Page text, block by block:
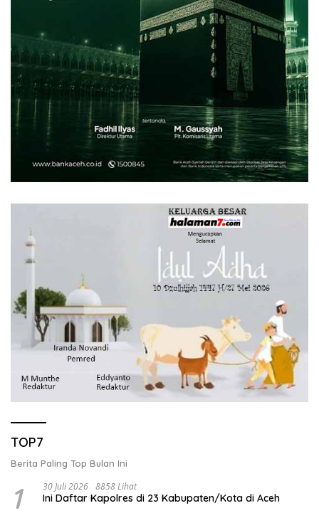
TOP7
Berita Paling Top Bulan Ini
1 30 Juli 2026 8858 Lihat
Ini Daftar Kapolres di 23 Kabupaten/Kota di Aceh